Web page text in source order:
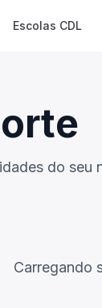
Escolas CDL
do seu
Carregando